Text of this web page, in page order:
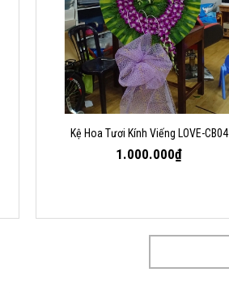
Kệ Hoa Tươi Kính Viếng LOVE-CB04
1.000.000₫